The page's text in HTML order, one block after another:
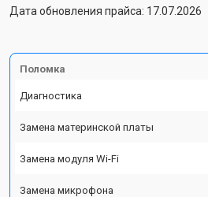
Дата обновления прайса: 17.07.2026
Поломка
Диагностика
Замена материнской платы
Замена модуля Wi-Fi
Замена микрофона